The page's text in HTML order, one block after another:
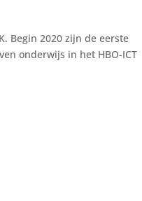
Begin 2020 zijn de eerste
onderwijs in het HBO-ICT